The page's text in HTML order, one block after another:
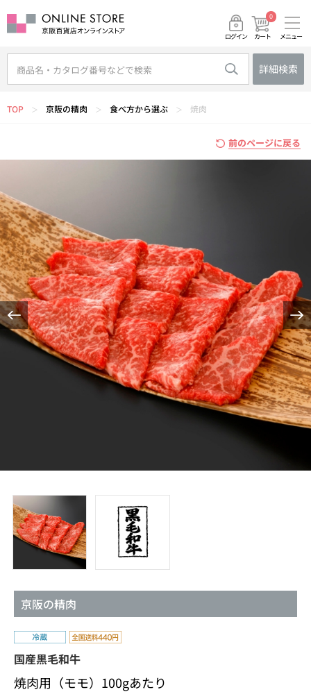
ログイン カート
0
メニュー
詳細検索
TOP ＞ 京阪の精肉 ＞ 食べ方から選ぶ ＞ 焼肉
前のページに戻る
京阪の精肉
国産黒毛和牛
焼肉用（モモ）100gあたり